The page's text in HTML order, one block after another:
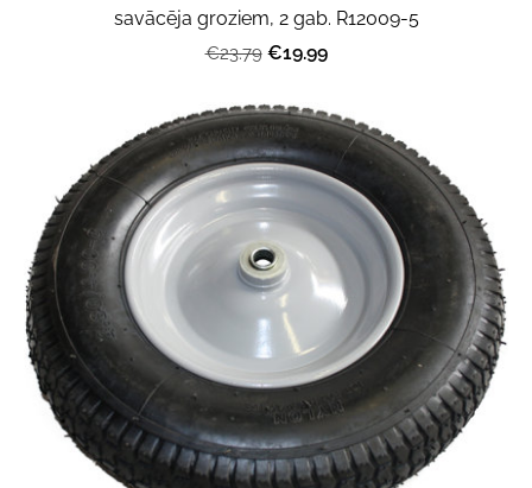
savācēja groziem, 2 gab. R12009-5
€23.79 €19.99